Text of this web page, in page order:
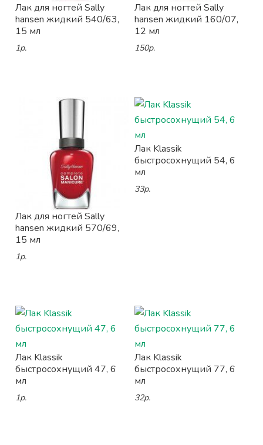
Лак для ногтей Sally
hansen жидкий 540/63,
15 мл
1р.
Лак для ногтей Sally
hansen жидкий 160/07,
12 мл
150р.
Лак для ногтей Sally
hansen жидкий 570/69,
15 мл
1р.
Лак Klassik
быстросохнущий 54, 6
мл
33р.
Лак Klassik
быстросохнущий 47, 6
мл
1р.
Лак Klassik
быстросохнущий 77, 6
мл
32р.